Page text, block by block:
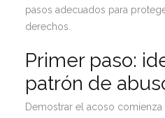
pasos adecuados para
derechos.
Primer paso:
patrón de
Demostrar el acoso